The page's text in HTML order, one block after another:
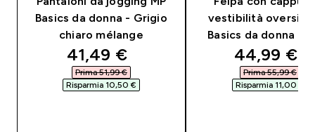
Basics da donna - Grigio
chiaro mélange
discounted price
41,49 €‎
Prima 51,99 €‎
Risparmia 10,50 €‎
vestibilità oversize
Basics da donna -
44,99 €‎
Prima 55,99 €‎
Risparmia 11,00 €‎